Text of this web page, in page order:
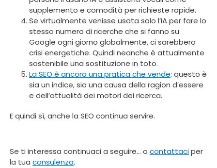
supplemento e comodità per richieste rapide.
Se virtualmente venisse usata solo l’IA per fare lo
stesso numero di ricerche che si fanno su
Google ogni giorno globalmente, ci sarebbero
crisi energetiche. Quindi neanche è attualmente
sostenibile una sostituzione in toto.
La SEO è ancora una pratica che vende: questo è
sia un indice, sia una causa della ragion d’essere
e dell’attualità dei motori dei ricerca.
E quindi sì, anche la SEO continua servire.
Se ti interessa continuaci a seguire… o contattaciper
la tua consulenza.